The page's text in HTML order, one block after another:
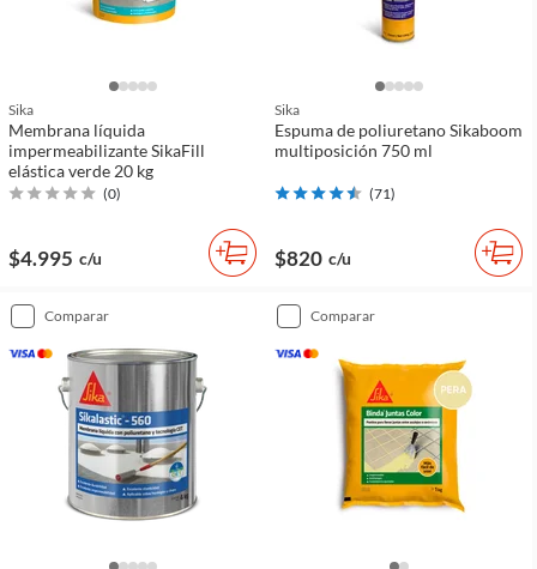
Sika
Membrana líquida
impermeabilizante SikaFill
elástica verde 20 kg
(0)
$4.995 c/u
Sika
Espuma de poliuretano Sikaboom
multiposición 750 ml
(71)
$820 c/u
comparar comparar